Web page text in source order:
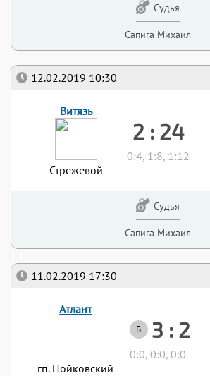
11.02.2019 17:30
Атлант
гп. Пойковский
3 : 2
Б
0:0, 0:0, 0:0
12.02.2019 10:30
Витязь
Стрежевой
2 : 24
0:4, 1:8, 1:12
Судья
Сапига Михаил
Судья
Сапига Михаил